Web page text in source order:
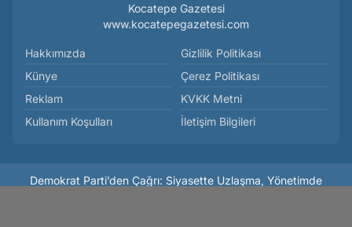
Kocatepe Gazetesi
www.kocatepegazetesi.com
Hakkımızda
Künye
Reklam
Kullanım Koşulları
Gizlilik Politikası
Çerez Politikası
KVKK Metni
İletişim Bilgileri
Demokrat Parti’den Çağrı: Siyasette Uzlaşma, Yönetimde